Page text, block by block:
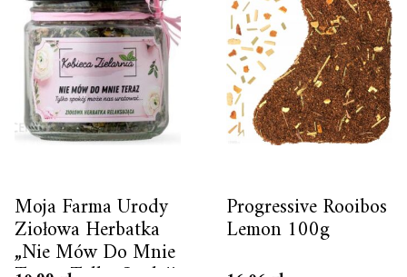
Moja Farma Urody
Ziołowa Herbatka
„Nie Mów Do Mnie
Progressive Rooibos
Lemon 100g